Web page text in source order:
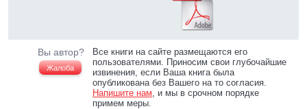
Вы автор?
Жалоба
Все книги на сайте размещаются его
пользователями. Приносим свои глубочайшие
извинения, если Ваша книга была
опубликована без Вашего на то согласия.
Напишите нам, и мы в срочном порядке
примем меры.